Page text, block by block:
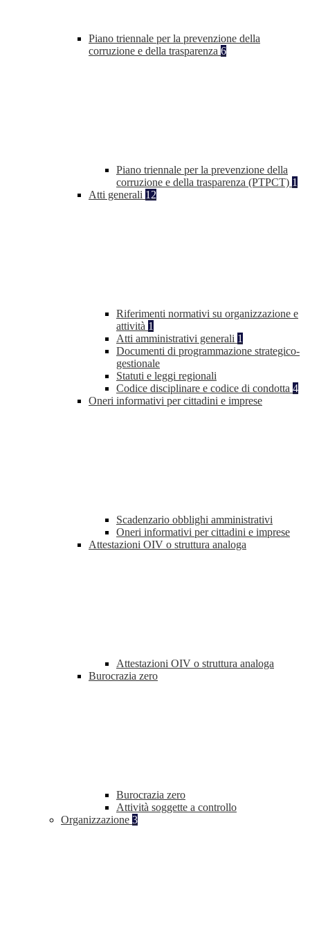
Piano triennale per la prevenzione della
corruzione e della trasparenza 6
Piano triennale per la prevenzione della
corruzione e della trasparenza (PTPCT) 1
Atti generali 12
Riferimenti normativi su organizzazione e
attività 1
Atti amministrativi generali 1
Documenti di programmazione strategico-
gestionale
Statuti e leggi regionali
Codice disciplinare e codice di condotta 4
Oneri informativi per cittadini e imprese
Scadenzario obblighi amministrativi
Oneri informativi per cittadini e imprese
Attestazioni OIV o struttura analoga
Attestazioni OIV o struttura analoga
Burocrazia zero
Burocrazia zero
Attività soggette a controllo
Organizzazione 3